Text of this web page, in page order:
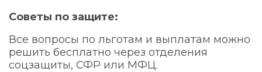
Советы по защите:
Все вопросы по льготам и выплатам можно
решить бесплатно через отделения
соцзащиты, СФР или МФЦ.